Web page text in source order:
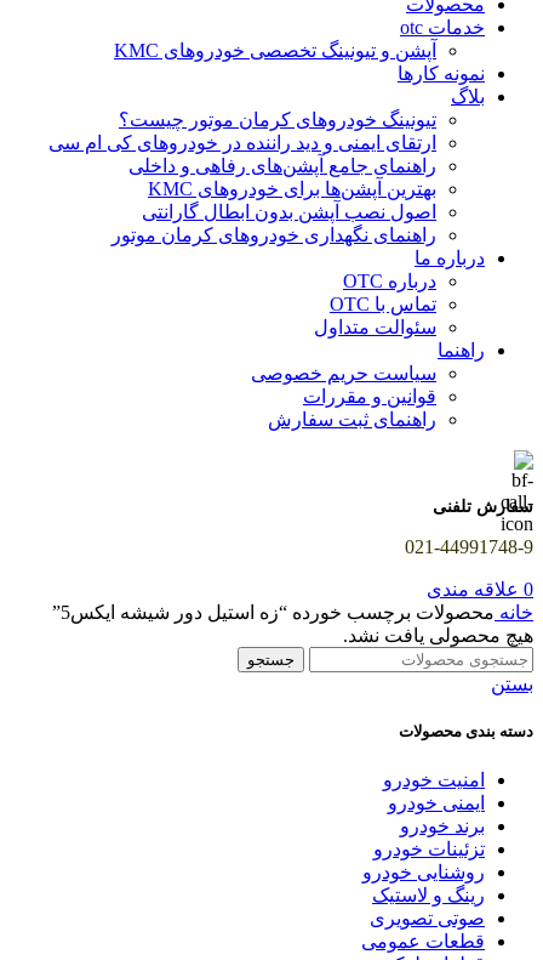
محصولات
خدمات otc
آپشن و تیونینگ تخصصی خودروهای KMC
نمونه کارها
بلاگ
تیونینگ خودروهای کرمان موتور چیست؟
ارتقای ایمنی و دید راننده در خودروهای کی ام سی
راهنمای جامع آپشن‌های رفاهی و داخلی
بهترین آپشن‌ها برای خودروهای KMC
اصول نصب آپشن بدون ابطال گارانتی
راهنمای نگهداری خودروهای کرمان موتور
درباره ما
درباره OTC
تماس با OTC
سئوالت متداول
راهنما
سیاست حریم خصوصی
قوانین و مقررات
راهنمای ثبت سفارش
سفارش تلفنی
021-44991748-9
0 علاقه مندی
خانه محصولات برچسب خورده “زه استیل دور شیشه ایکس5”
هیچ محصولی یافت نشد.
جستجو
بستن
دسته بندی محصولات
امنیت خودرو
ایمنی خودرو
برند خودرو
تزئینات خودرو
روشنایی خودرو
رینگ و لاستیک
صوتی تصویری
قطعات عمومی